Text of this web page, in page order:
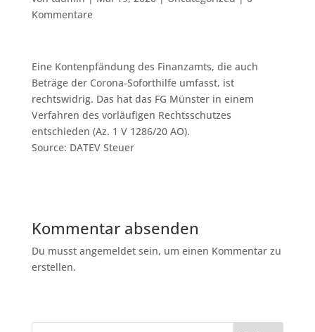
Kommentare
Eine Kontenpfändung des Finanzamts, die auch
Beträge der Corona-Soforthilfe umfasst, ist
rechtswidrig. Das hat das FG Münster in einem
Verfahren des vorläufigen Rechtsschutzes
entschieden (Az. 1 V 1286/20 AO).
Source: DATEV Steuer
Kommentar absenden
Du musst angemeldet sein, um einen Kommentar zu
erstellen.